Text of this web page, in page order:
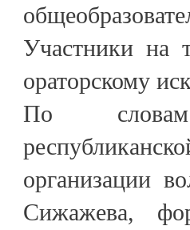
Участники на
ораторскому
По словам
организации
Сижажева,